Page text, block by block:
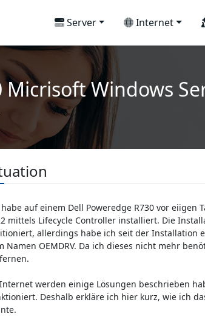
Server Internet
Micrisoft Windows
auf einem Dell Poweredge R730 vor eiigen
mittels Lifecycle Controller installiert. Die
allerdings habe ich seit der Installation
Namen OEMDRV. Da ich dieses nicht mehr
werden einige Lösungen beschrieben
Deshalb erkläre ich hier kurz, wie ich